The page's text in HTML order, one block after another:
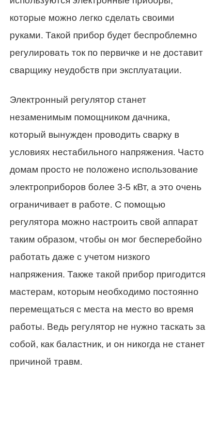
которые можно легко сделать своими
руками. Такой прибор будет беспроблемно
регулировать ток по первичке и не доставит
сварщику неудобств при эксплуатации.
Электронный регулятор станет
незаменимым помощником дачника,
который вынужден проводить сварку в
условиях нестабильного напряжения. Часто
домам просто не положено использование
электроприборов более 3-5 кВт, а это очень
ограничивает в работе. С помощью
регулятора можно настроить свой аппарат
таким образом, чтобы он мог бесперебойно
работать даже с учетом низкого
напряжения. Также такой прибор пригодится
мастерам, которым необходимо постоянно
перемещаться с места на место во время
работы. Ведь регулятор не нужно таскать за
собой, как баластник, и он никогда не станет
причиной травм.